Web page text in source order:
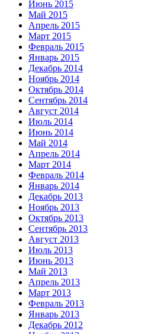
Июнь 2015
Май 2015
Апрель 2015
Март 2015
Февраль 2015
Январь 2015
Декабрь 2014
Ноябрь 2014
Октябрь 2014
Сентябрь 2014
Август 2014
Июль 2014
Июнь 2014
Май 2014
Апрель 2014
Март 2014
Февраль 2014
Январь 2014
Декабрь 2013
Ноябрь 2013
Октябрь 2013
Сентябрь 2013
Август 2013
Июль 2013
Июнь 2013
Май 2013
Апрель 2013
Март 2013
Февраль 2013
Январь 2013
Декабрь 2012